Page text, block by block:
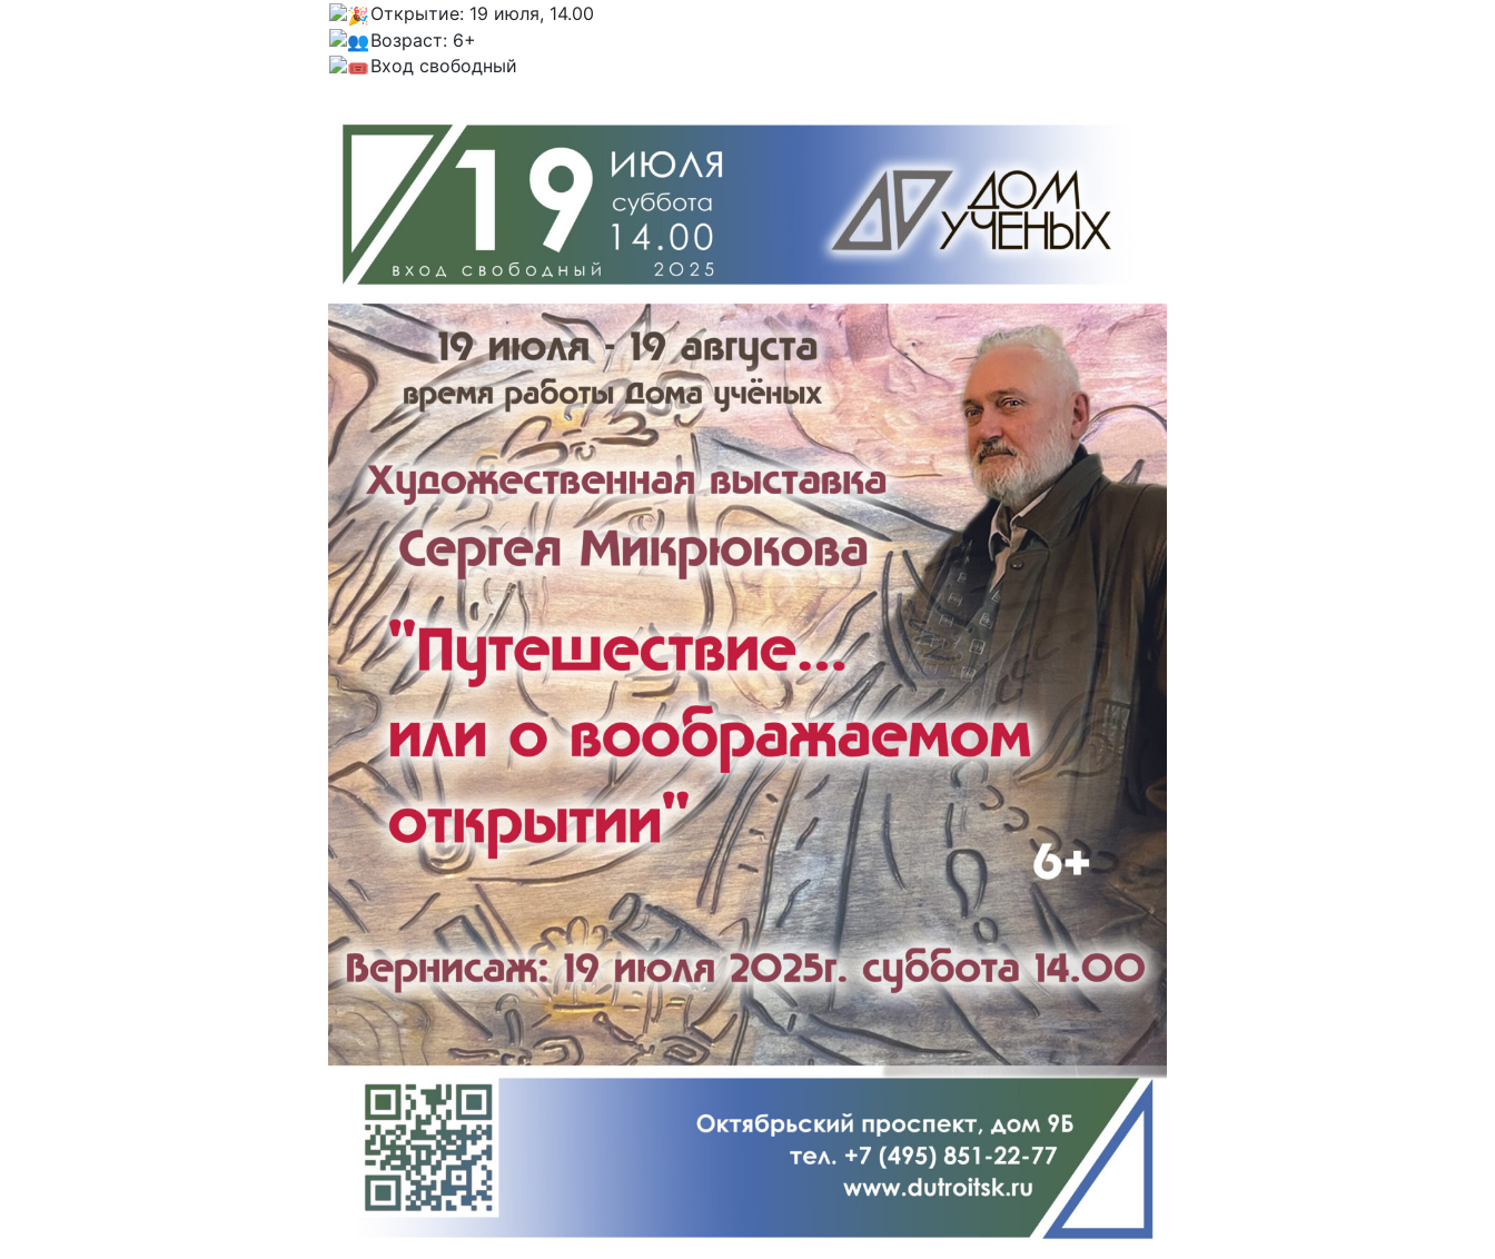
Открытие: 19 июля, 14.00
Возраст: 6+
Вход свободный